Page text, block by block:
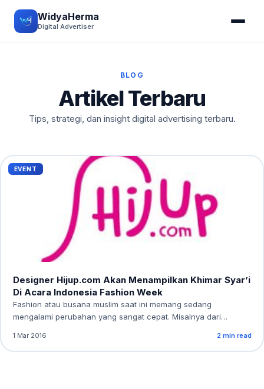
WidyaHerma
Digital Advertiser
BLOG
Artikel Terbaru
Tips, strategi, dan insight digital advertising terbaru.
EVENT
Designer Hijup.com Akan Menampilkan Khimar Syar’i
Di Acara Indonesia Fashion Week
Fashion atau busana muslim saat ini memang sedang
mengalami perubahan yang sangat cepat. Misalnya dari…
1 Mar 2016 2 min read